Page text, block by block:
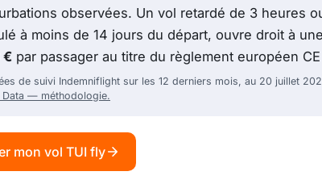
observées. Un vol retardé de 3 heures
à moins de 14 jours du départ, ouvre droit à
€ par passager au titre du règlement européen
de suivi Indemniflight sur les 12 derniers mois, au 20 juillet
Data — méthodologie.
mon vol TUI fly